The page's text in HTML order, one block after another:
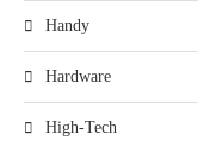
Handy
Hardware
High-Tech